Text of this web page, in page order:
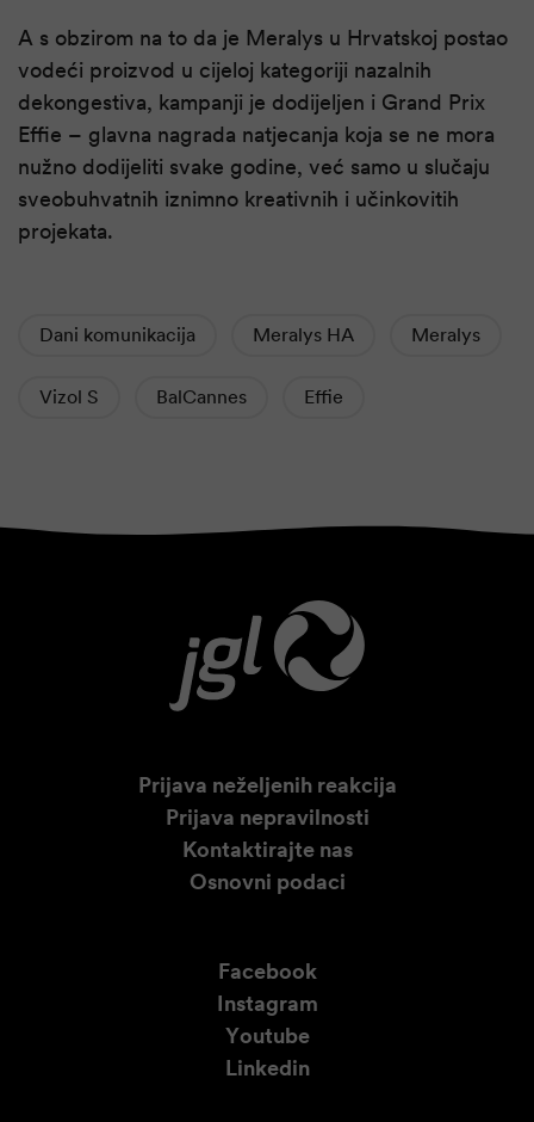
A s obzirom na to da je Meralys u Hrvatskoj postao
vodeći proizvod u cijeloj kategoriji nazalnih
dekongestiva, kampanji je dodijeljen i Grand Prix
Effie – glavna nagrada natjecanja koja se ne mora
nužno dodijeliti svake godine, već samo u slučaju
sveobuhvatnih iznimno kreativnih i učinkovitih
projekata.
Dani komunikacija Meralys HA Meralys
Vizol S BalCannes Effie
Prijava neželjenih reakcija
Prijava nepravilnosti
Kontaktirajte nas
Osnovni podaci
Facebook
Instagram
Youtube
Linkedin